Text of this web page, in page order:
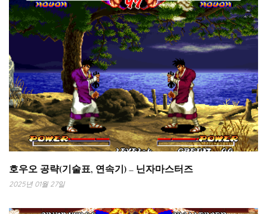
호우오 공략(기술표, 연속기) – 닌자마스터즈
2025년 01월 27일